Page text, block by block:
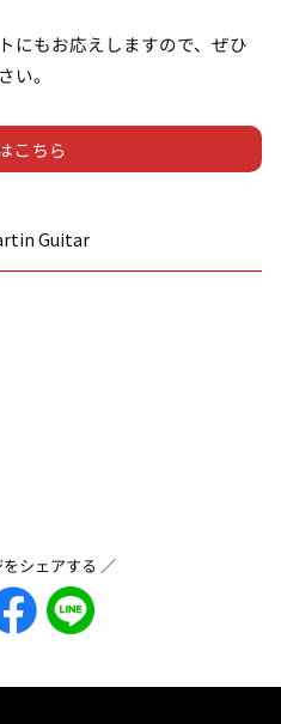
にもお応えしますので、ぜひ
い。
こちら
Guitar
シェアする ／